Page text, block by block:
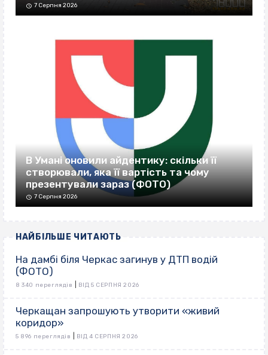
7 Серпня 2026
В Умані оновили айдентику: скільки її
створювали, яка її вартість та чому
презентували зараз (ФОТО)
7 Серпня 2026
НАЙБІЛЬШЕ ЧИТАЮТЬ
На дамбі біля Черкас загинув у ДТП водій
(ФОТО)
8 340 переглядів ВІД 5 СЕРПНЯ 2026
Черкащан запрошують утворити «живий
коридор»
5 896 переглядів ВІД 4 СЕРПНЯ 2026